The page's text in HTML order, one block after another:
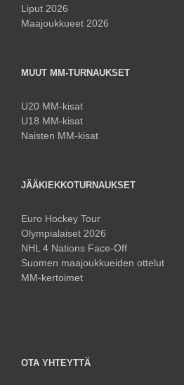
Liput 2026
Maajoukkueet 2026
MUUT MM-TURNAUKSET
U20 MM-kisat
U18 MM-kisat
Naisten MM-kisat
JÄÄKIEKKOTURNAUKSET
Euro Hockey Tour
Olympialaiset 2026
NHL 4 Nations Face-Off
Suomen maajoukkueiden ottelut
MM-kertoimet
OTA YHTEYTTÄ